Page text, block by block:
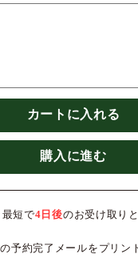
カートに入れる
購入に進む
短で4日後のお受け取り
予約完了メールをプリン